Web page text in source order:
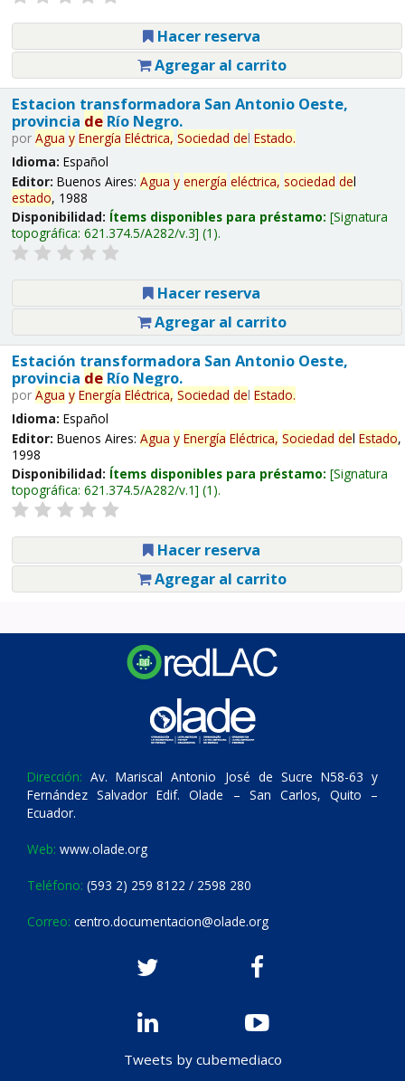
Hacer reserva
Agregar al carrito
Estacion transformadora San Antonio Oeste,
provincia deRío Negro.
por Agua y Energía Eléctrica, Sociedad del Estado.
Idioma: Español
Editor: Buenos Aires: Agua y energía eléctrica, sociedad del
estado, 1988
Disponibilidad: Ítems disponibles para préstamo: Signatura
topográfica: 621.374.5/A282/v.3 (1).
Hacer reserva
Agregar al carrito
Estación transformadora San Antonio Oeste,
provincia deRío Negro.
por Agua y Energía Eléctrica, Sociedad del Estado.
Idioma: Español
Editor: Buenos Aires: Agua y Energía Eléctrica, Sociedad del Estado,
1998
Disponibilidad: Ítems disponibles para préstamo: Signatura
topográfica: 621.374.5/A282/v.1 (1).
Hacer reserva
Agregar al carrito
Dirección: Av. Mariscal Antonio José de Sucre N58-63 y
Fernández Salvador Edif. Olade – San Carlos, Quito –
Ecuador.
Web: www.olade.org
Teléfono: (593 2) 259 8122 / 2598 280
Correo: centro.documentacion@olade.org
Tweets by cubemediaco